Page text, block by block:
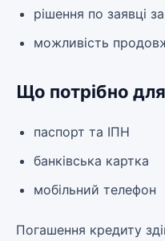
рішення по заявці
можливість
Що потрібно
паспорт та ІПН
банківська картка
мобільний телефон
Погашення кредиту